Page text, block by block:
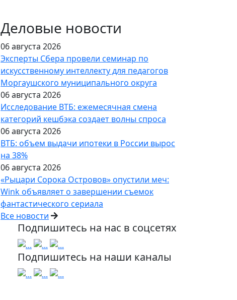
Деловые новости
06 августа 2026
Эксперты Сбера провели семинар по
искусственному интеллекту для педагогов
Моргаушского муниципального округа
06 августа 2026
Исследование ВТБ: ежемесячная смена
категорий кешбэка создает волны спроса
06 августа 2026
ВТБ: объем выдачи ипотеки в России вырос
на 38%
06 августа 2026
«Рыцари Сорока Островов» опустили меч:
Wink объявляет о завершении съемок
фантастического сериала
Все новости
Подпишитесь на нас в соцсетях
Подпишитесь на наши каналы